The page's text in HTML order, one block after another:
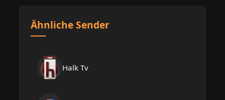
Ähnliche Sender
Halk Tv